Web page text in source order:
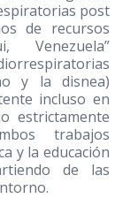
post
de recursos
Venezuela”
y la disnea)
incluso en
estrictamente
trabajos
y la educación
de las